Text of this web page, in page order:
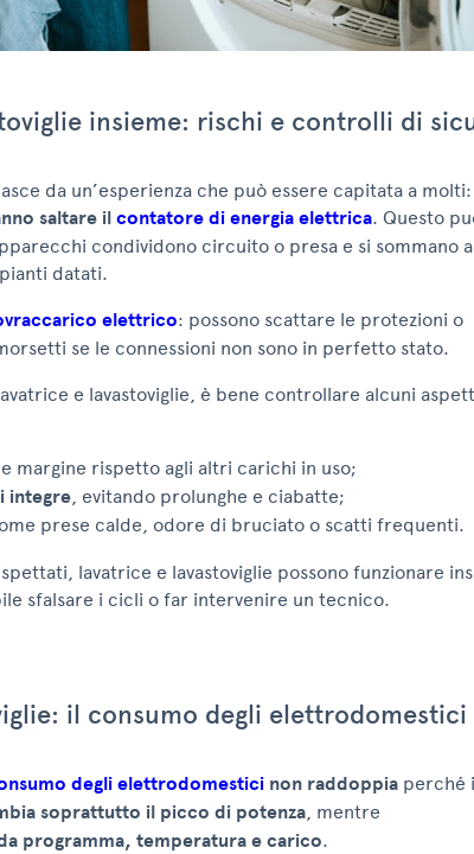
insieme: rischi e controlli di
da un’esperienza che può essere capitata a molti:
saltare ilcontatore di energia elettrica. Questo
condividono circuito o presa e si sommano
datati.
elettrico: possono scattare le protezioni o
se le connessioni non sono in perfetto stato.
e lavastoviglie, è bene controllare alcuni
e margine rispetto agli altri carichi in uso;
integre , evitando prolunghe e ciabatte;
prese calde, odore di bruciato o scatti frequenti.
lavatrice e lavastoviglie possono funzionare
sfalsare i cicli o far intervenire un tecnico.
il consumo degli
degli elettrodomestici non raddoppia perché
soprattutto il picco di potenza , mentre
programma, temperatura e carico.